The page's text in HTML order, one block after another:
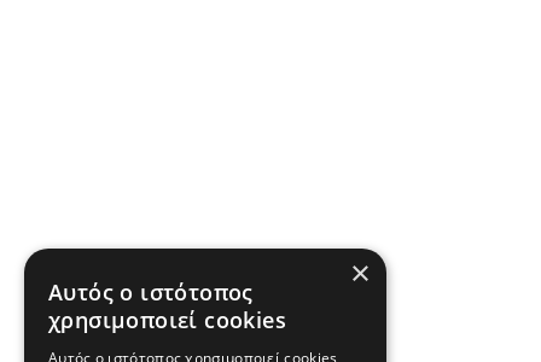
×
Αυτός ο ιστότοπος
χρησιμοποιεί cookies
Αυτός ο ιστότοπος χρησιμοποιεί cookies